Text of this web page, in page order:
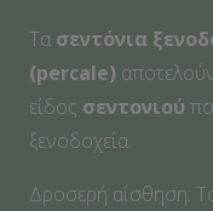
Τα σεντόνια
(percale)
είδος σεντονιού
ξενοδοχεία.
Δροσερή αίσθηση: